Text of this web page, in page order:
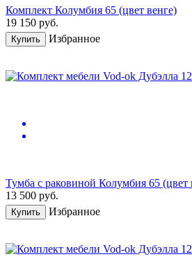
Комплект Колумбия 65 (цвет венге)
19 150 руб.
Купить Избранное
Тумба с раковиной Колумбия 65 (цвет
13 500 руб.
Купить Избранное